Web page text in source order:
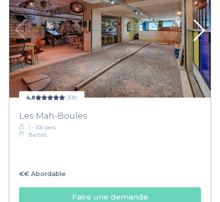
4,8 (308)
Les Mah-Boules
1 - 100 pers.
Barbès
€€ Abordable
Faire une demande